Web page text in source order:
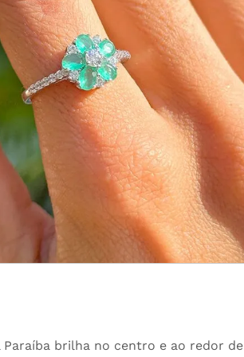
brilha no centro e ao redor de